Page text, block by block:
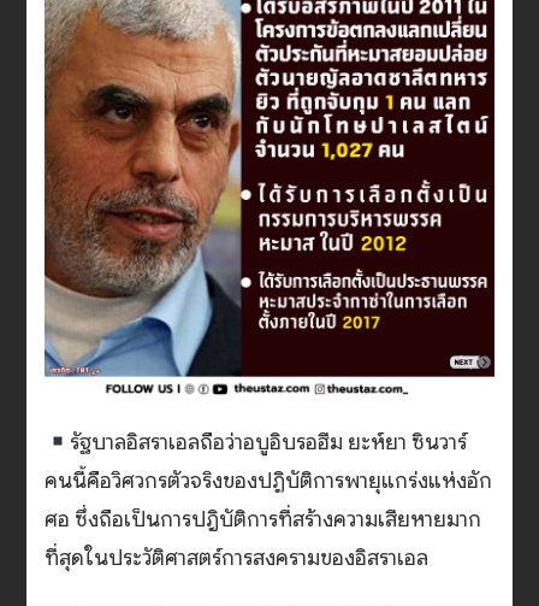
รัฐบาลอิสราเอลถือว่าอบูอิบรอฮีม ยะห์ยา ซินวาร์
คนนี้คือวิศวกรตัวจริงของปฏิบัติการพายุแกร่งแห่งอัก
ศอ ซึ่งถือเป็นการปฎิบัติการที่สร้างความเสียหายมาก
ที่สุดในประวัติศาสตร์การสงครามของอิสราเอล